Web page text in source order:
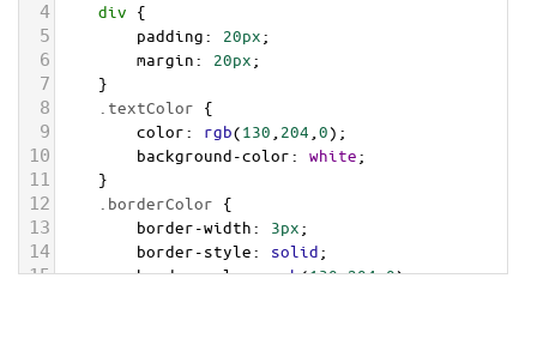
4 div {
5 padding: 20px;
6 margin: 20px;
7 }
8 .textColor {
9 color: rgb(130 204 0);
10 background-color: white;
11 }
12 .borderColor {
13 border-width: 3px;
14 border-style: solid;
15 border-color: rgb(130,204,0);